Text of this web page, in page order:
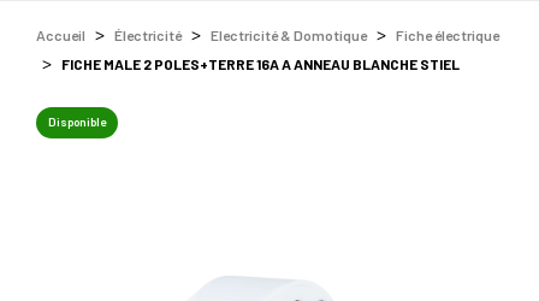
Accueil Électricité Electricité & Domotique
Fiche électrique
FICHE MALE 2 POLES+TERRE 16A A ANNEAU BLANCHE STIEL
Disponible